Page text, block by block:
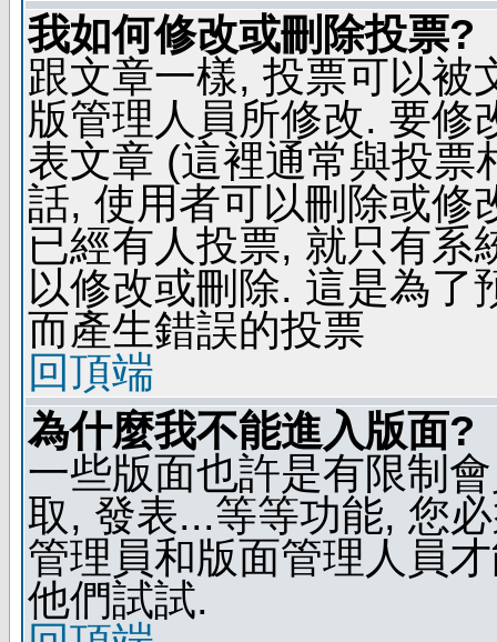
我如何修改或刪除投票?
跟文章一樣, 投票可以被
版管理人員所修改. 要修
表文章 (這裡通常與投票
話, 使用者可以刪除或修
已經有人投票, 就只有系
以修改或刪除. 這是為了
而產生錯誤的投票
回頂端
為什麼我不能進入版面?
一些版面也許是有限制
取, 發表...等等功能, 您
管理員和版面管理人員
他們試試.